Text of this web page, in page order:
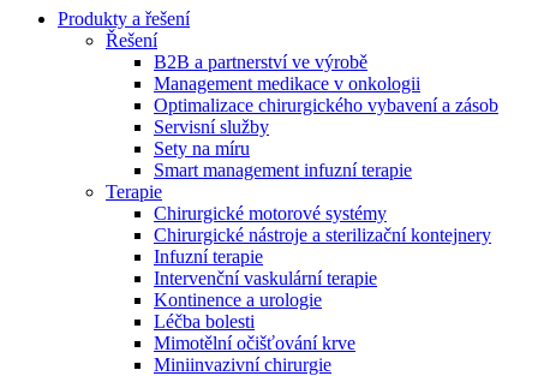
Terapie
Produkty a řešení
Řešení
B2B a partnerství ve výrobě
Management medikace v onkologii
Optimalizace chirurgického vybavení a zásob
Servisní služby
Sety na míru
Smart management infuzní terapie​
Terapie
Chirurgické motorové systémy
Chirurgické nástroje a sterilizační kontejnery
Infuzní terapie
Intervenční vaskulární terapie
Kontinence a urologie
Léčba bolesti
Mimotělní očišťování krve
Miniinvazivní chirurgie